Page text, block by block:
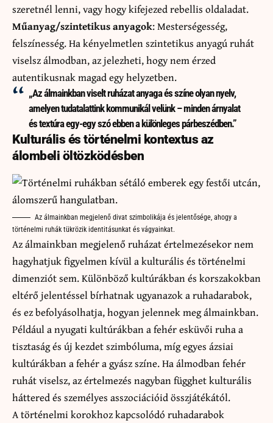
szeretnél lenni, vagy hogy kifejezed rebellis oldaladat.
Műanyag/szintetikus anyagok: Mesterségesség,
felszínesség. Ha kényelmetlen szintetikus anyagú ruhát
viselsz álmodban, az jelezheti, hogy nem érzed
autentikusnak magad egy helyzetben.
„Az álmainkban viselt ruházat anyaga és színe olyan nyelv,
amelyen tudatalattink kommunikál velünk – minden árnyalat
és textúra egy-egy szó ebben a különleges párbeszédben.”
Kulturális és történelmi kontextus az
álombeli öltözködésben
Az álmainkban megjelenő divat szimbolikája és jelentősége, ahogy a
történelmi ruhák tükrözik identitásunkat és vágyainkat.
Az álmainkban megjelenő ruházat értelmezésekor nem
hagyhatjuk figyelmen kívül a kulturális és történelmi
dimenziót sem. Különböző kultúrákban és korszakokban
eltérő jelentéssel bírhatnak ugyanazok a ruhadarabok,
és ez befolyásolhatja, hogyan jelennek meg álmainkban.
Például a nyugati kultúrákban a fehér esküvői ruha a
tisztaság és új kezdet szimbóluma, míg egyes ázsiai
kultúrákban a fehér a gyász színe. Ha álmodban fehér
ruhát viselsz, az értelmezés nagyban függhet kulturális
háttered és személyes asszociációid összjátékától.
A történelmi korokhoz kapcsolódó ruhadarabok